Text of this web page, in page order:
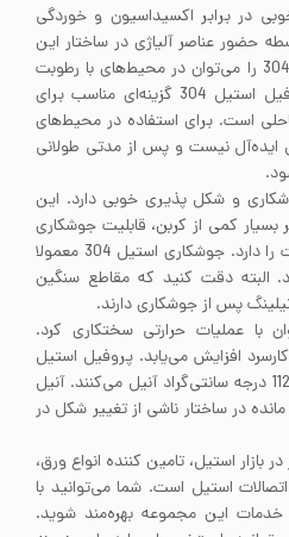
304 مقاومت خوبی در برابر اکسیداسیون و خوردگی
حضور عناصر آلیاژی در ساختار این
استیل هستند. پروفیل استیل 304 را می‌توان در محیط‌های با رطوبت
بالا به راختی استفاده کرد. پروفیل استیل 304 گزینه‌ای مناسب برای
است. برای استفاده در محیط‌های
ایده‌آل نیست و پس از مدتی طولانی
قابلیت جوشکاری و شکل پذیری خوبی دارد. این
بسیار کمی از کربن، قابلیت جوشکاری
به انواع روش‌های رایج در صنعت را دارد. جوشکاری استیل 304 معمولا
انجام می‌شود. البته دقت کنید که مقاطع سنگین
پس از جوشکاری دارند.
304 را نمی‌توان با عملیات حرارتی سختکاری کرد.
کارسرد افزایش می‌یابد. پروفیل استیل
304 را در دمایی بین 1010 تا 1120 درجه سانتی‌گراد آنیل می‌کنند. آنیل
در ساختار ناشی از تغییر شکل در
استیل، تامین کننده انواع ورق،
استیل است. شما می‌توانید با
این مجموعه بهره‌مند شوید.